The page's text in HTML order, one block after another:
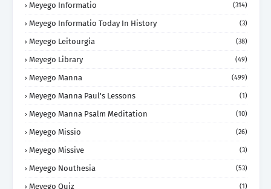
Meyego Informatio (314)
Meyego Informatio Today In History (3)
Meyego Leitourgia (38)
Meyego Library (49)
Meyego Manna (499)
Meyego Manna Paul's Lessons (1)
Meyego Manna Psalm Meditation (10)
Meyego Missio (26)
Meyego Missive (3)
Meyego Nouthesia (53)
Meyego Quiz (1)